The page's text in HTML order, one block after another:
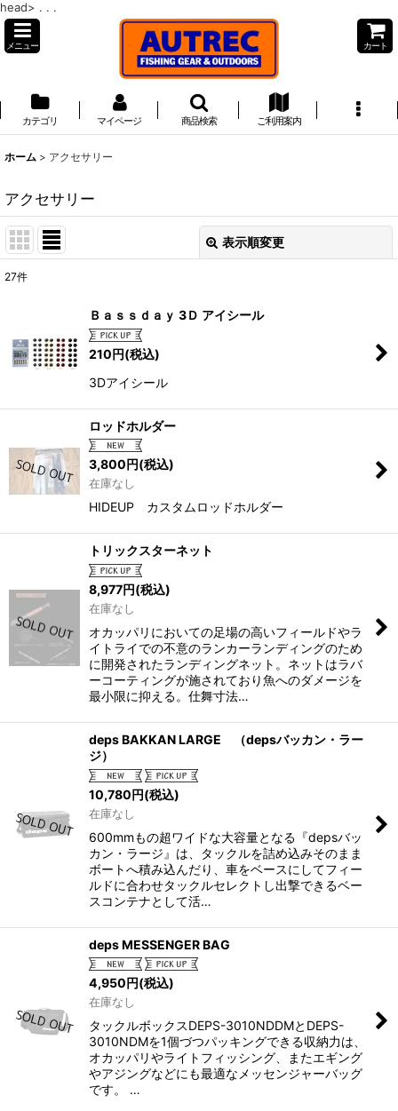
head> . . .
メニュー カート
カテゴリ マイページ 商品検索 ご利用案内
ホーム > アクセサリー
アクセサリー
表示順変更
サブカテゴリ
表示数:
並び順:
27件
Ｂａｓｓｄａｙ 3Ｄ アイシール
210円(税込)
3Dアイシール
ロッドホルダー
3,800円(税込)
在庫なし
HIDEUP カスタムロッドホルダー
トリックスターネット
8,977円(税込)
在庫なし
オカッパリにおいての足場の高いフィールドやラ
イトライでの不意のランカーランディングのため
に開発されたランディングネット。ネットはラバ
ーコーティングが施されており魚へのダメージを
最小限に抑える。仕舞寸法…
deps BAKKAN LARGE （depsバッカン・ラー
ジ）
10,780円(税込)
在庫なし
600mmもの超ワイドな大容量となる『depsバッ
カン・ラージ』は、タックルを詰め込みそのまま
ボートへ積み込んだり、車をベースにしてフィー
ルドに合わせタックルセレクトし出撃できるベー
スコンテナとして活…
deps MESSENGER BAG
4,950円(税込)
在庫なし
タックルボックスDEPS-3010NDDMとDEPS-
3010NDMを1個づつパッキングできる収納力は、
オカッパリやライトフィッシング、またエギング
やアジングなどにも最適なメッセンジャーバッグ
です。 …